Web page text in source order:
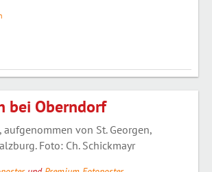
bei Oberndorf
aufgenommen von St. Georgen,
Foto: Ch. Schickmayr